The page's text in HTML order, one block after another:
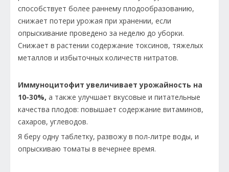
способствует более раннему плодообразованию,
снижает потери урожая при хранении, если
опрыскивание проведено за неделю до уборки.
Снижает в растении содержание токсинов, тяжелых
металлов и избыточных количеств нитратов.
Иммуноцитофит увеличивает урожайность на
10-30%, а также улучшает вкусовые и питательные
качества плодов: повышает содержание витаминов,
сахаров, углеводов.
Я беру одну таблетку, развожу в пол-литре воды, и
опрыскиваю томаты в вечернее время.